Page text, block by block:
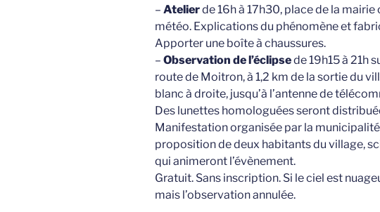
– Atelierde 16h à 17h30, place de la
météo. Explications du phénomène et
Apporter une boîte à chaussures.
– Observation de l’éclipsede 19h15 à 21h
route de Moitron, à 1,2 km de la sortie du
blanc à droite, jusqu’à l’antenne de
Des lunettes homologuées seront
Manifestation organisée par la municipalité
proposition de deux habitants du village,
qui animeront l’évènement.
Gratuit. Sans inscription. Si le ciel est
mais l’observation annulée.